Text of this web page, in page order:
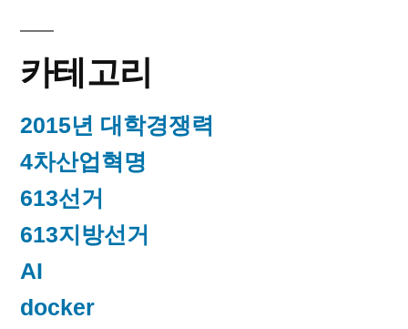
카테고리
2015년 대학경쟁력
4차산업혁명
613선거
613지방선거
AI
docker